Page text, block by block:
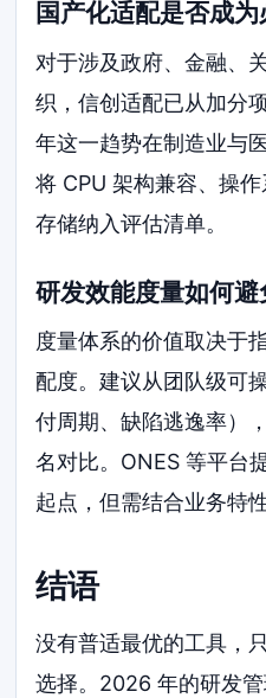
国产化适配是否成为
对于涉及政府、金融、
织，信创适配已从加分
年这一趋势在制造业与
将 CPU 架构兼容、操
存储纳入评估清单。
研发效能度量如何避
度量体系的价值取决于
配度。建议从团队级可
付周期、缺陷逃逸率）
名对比。ONES 等平台
起点，但需结合业务特
结语
没有普适最优的工具，
选择。2026 年的研发